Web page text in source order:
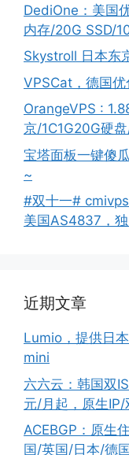
DediOne：美国
内存/20G SSD/
Skystroll 日本东
VPSCat，德国
OrangeVPS :
京/1C1G20G硬
宝塔面板一键傻
~
#双十一#
美国AS4837，
近期文章
Lumio，提供日
mini
六六云：韩国双
元/月起，原生
ACEBGP：原生
国/英国/日本/德